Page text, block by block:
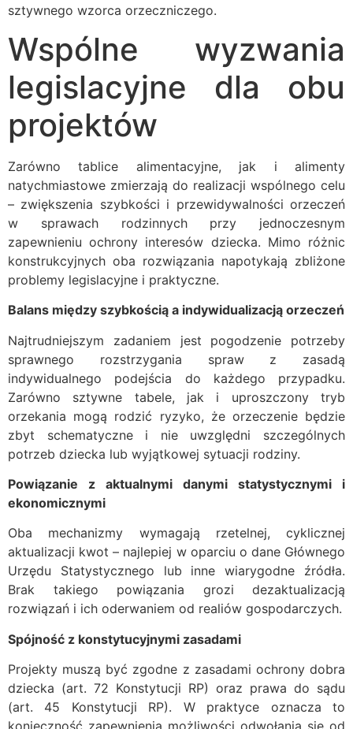
sztywnego wzorca orzeczniczego.
Wspólne wyzwania
legislacyjne dla obu
projektów
Zarówno tablice alimentacyjne, jak i alimenty
natychmiastowe zmierzają do realizacji wspólnego celu
– zwiększenia szybkości i przewidywalności orzeczeń
w sprawach rodzinnych przy jednoczesnym
zapewnieniu ochrony interesów dziecka. Mimo różnic
konstrukcyjnych oba rozwiązania napotykają zbliżone
problemy legislacyjne i praktyczne.
Balans między szybkością a indywidualizacją orzeczeń
Najtrudniejszym zadaniem jest pogodzenie potrzeby
sprawnego rozstrzygania spraw z zasadą
indywidualnego podejścia do każdego przypadku.
Zarówno sztywne tabele, jak i uproszczony tryb
orzekania mogą rodzić ryzyko, że orzeczenie będzie
zbyt schematyczne i nie uwzględni szczególnych
potrzeb dziecka lub wyjątkowej sytuacji rodziny.
Powiązanie z aktualnymi danymi statystycznymi i
ekonomicznymi
Oba mechanizmy wymagają rzetelnej, cyklicznej
aktualizacji kwot – najlepiej w oparciu o dane Głównego
Urzędu Statystycznego lub inne wiarygodne źródła.
Brak takiego powiązania grozi dezaktualizacją
rozwiązań i ich oderwaniem od realiów gospodarczych.
Spójność z konstytucyjnymi zasadami
Projekty muszą być zgodne z zasadami ochrony dobra
dziecka (art. 72 Konstytucji RP) oraz prawa do sądu
(art. 45 Konstytucji RP). W praktyce oznacza to